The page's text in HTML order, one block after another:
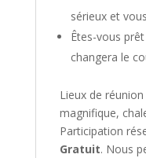
sérieux et
Êtes-vous
changera le
Lieux de réunion
magnifique,
Participation
Gratuit. Nous